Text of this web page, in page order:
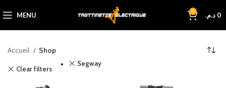
MENU 0 0 د.م.
Accueil Shop
Clear filters
Segway